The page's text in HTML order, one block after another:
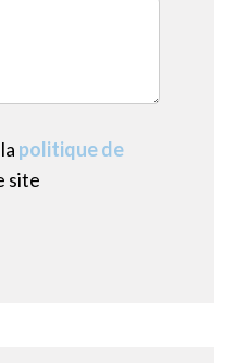
politique de
site